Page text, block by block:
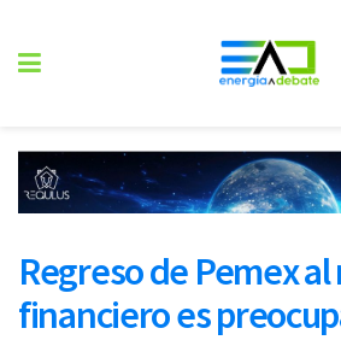
Regreso de Pemex
financiero es